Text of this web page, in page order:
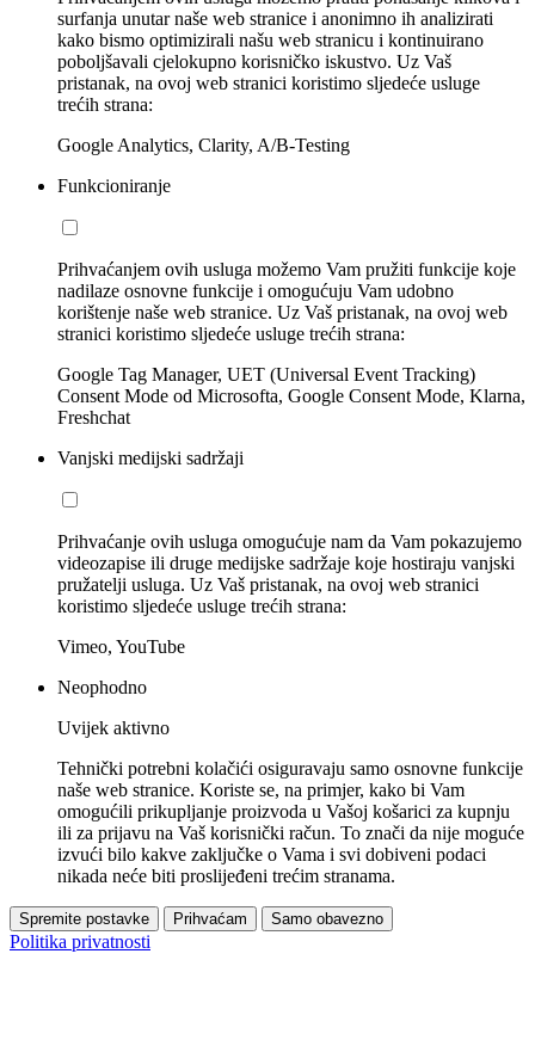
surfanja unutar naše web stranice i anonimno ih analizirati
kako bismo optimizirali našu web stranicu i kontinuirano
poboljšavali cjelokupno korisničko iskustvo. Uz Vaš
pristanak, na ovoj web stranici koristimo sljedeće usluge
trećih strana:
Google Analytics, Clarity, A/B-Testing
Funkcioniranje
Prihvaćanjem ovih usluga možemo Vam pružiti funkcije koje
nadilaze osnovne funkcije i omogućuju Vam udobno
korištenje naše web stranice. Uz Vaš pristanak, na ovoj web
stranici koristimo sljedeće usluge trećih strana:
Google Tag Manager, UET (Universal Event Tracking)
Consent Mode od Microsofta, Google Consent Mode, Klarna,
Freshchat
Vanjski medijski sadržaji
Prihvaćanje ovih usluga omogućuje nam da Vam pokazujemo
videozapise ili druge medijske sadržaje koje hostiraju vanjski
pružatelji usluga. Uz Vaš pristanak, na ovoj web stranici
koristimo sljedeće usluge trećih strana:
Vimeo, YouTube
Neophodno
Uvijek aktivno
Tehnički potrebni kolačići osiguravaju samo osnovne funkcije
naše web stranice. Koriste se, na primjer, kako bi Vam
omogućili prikupljanje proizvoda u Vašoj košarici za kupnju
ili za prijavu na Vaš korisnički račun. To znači da nije moguće
izvući bilo kakve zaključke o Vama i svi dobiveni podaci
nikada neće biti proslijeđeni trećim stranama.
Spremite postavke Prihvaćam Samo obavezno
Politika privatnosti